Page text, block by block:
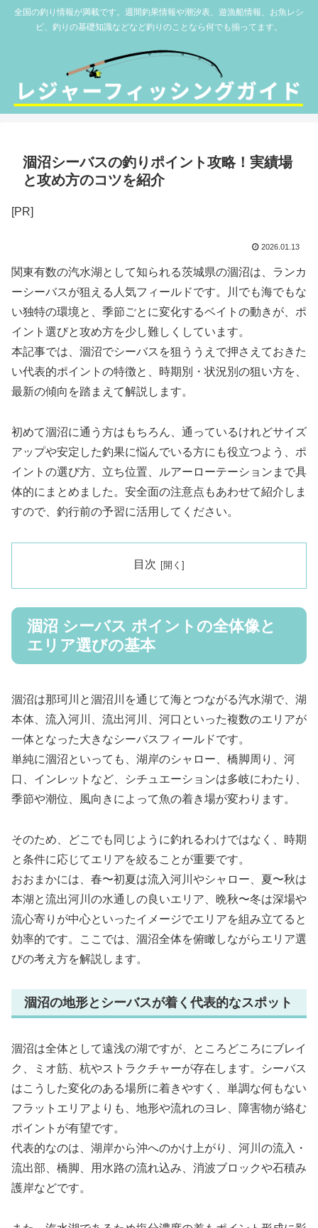
全国の釣り情報が満載です。週間釣果情報や潮汐表、遊漁船情報、お魚レシ
ピ、釣りの基礎知識などなど釣りのことなら何でも揃ってます。
涸沼シーバスの釣りポイント攻略！実績場
と攻め方のコツを紹介
[PR]
2026.01.13
関東有数の汽水湖として知られる茨城県の涸沼は、ランカ
ーシーバスが狙える人気フィールドです。川でも海でもな
い独特の環境と、季節ごとに変化するベイトの動きが、ポ
イント選びと攻め方を少し難しくしています。
本記事では、涸沼でシーバスを狙ううえで押さえておきた
い代表的ポイントの特徴と、時期別・状況別の狙い方を、
最新の傾向を踏まえて解説します。
初めて涸沼に通う方はもちろん、通っているけれどサイズ
アップや安定した釣果に悩んでいる方にも役立つよう、ポ
イントの選び方、立ち位置、ルアーローテーションまで具
体的にまとめました。安全面の注意点もあわせて紹介しま
すので、釣行前の予習に活用してください。
目次
涸沼 シーバス ポイントの全体像と
エリア選びの基本
涸沼は那珂川と涸沼川を通じて海とつながる汽水湖で、湖
本体、流入河川、流出河川、河口といった複数のエリアが
一体となった大きなシーバスフィールドです。
単純に涸沼といっても、湖岸のシャロー、橋脚周り、河
口、インレットなど、シチュエーションは多岐にわたり、
季節や潮位、風向きによって魚の着き場が変わります。
そのため、どこでも同じように釣れるわけではなく、時期
と条件に応じてエリアを絞ることが重要です。
おおまかには、春〜初夏は流入河川やシャロー、夏〜秋は
本湖と流出河川の水通しの良いエリア、晩秋〜冬は深場や
流心寄りが中心といったイメージでエリアを組み立てると
効率的です。ここでは、涸沼全体を俯瞰しながらエリア選
びの考え方を解説します。
涸沼の地形とシーバスが着く代表的なスポット
涸沼は全体として遠浅の湖ですが、ところどころにブレイ
ク、ミオ筋、杭やストラクチャーが存在します。シーバス
はこうした変化のある場所に着きやすく、単調な何もない
フラットエリアよりも、地形や流れのヨレ、障害物が絡む
ポイントが有望です。
代表的なのは、湖岸から沖へのかけ上がり、河川の流入・
流出部、橋脚、用水路の流れ込み、消波ブロックや石積み
護岸などです。